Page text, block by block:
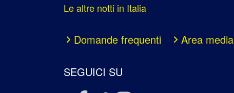
Le altre notti in Italia
Domande frequenti Area media
SEGUICI SU